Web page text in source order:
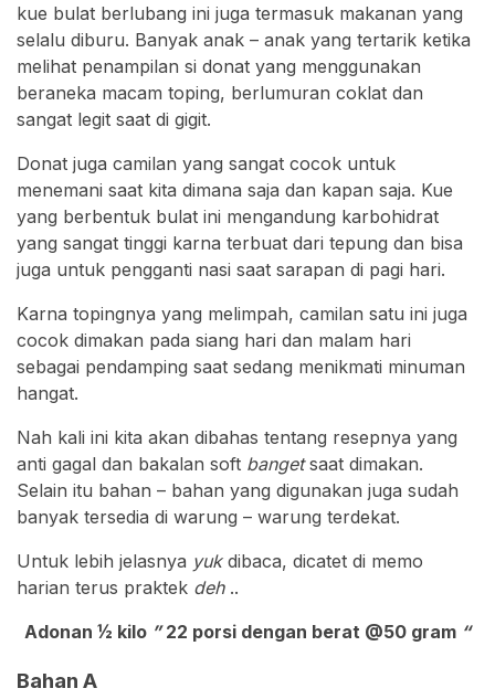
kue bulat berlubang ini juga termasuk makanan yang
selalu diburu. Banyak anak – anak yang tertarik ketika
melihat penampilan si donat yang menggunakan
beraneka macam toping, berlumuran coklat dan
sangat legit saat di gigit.
Donat juga camilan yang sangat cocok untuk
menemani saat kita dimana saja dan kapan saja. Kue
yang berbentuk bulat ini mengandung karbohidrat
yang sangat tinggi karna terbuat dari tepung dan bisa
juga untuk pengganti nasi saat sarapan di pagi hari.
Karna topingnya yang melimpah, camilan satu ini juga
cocok dimakan pada siang hari dan malam hari
sebagai pendamping saat sedang menikmati minuman
hangat.
Nah kali ini kita akan dibahas tentang resepnya yang
anti gagal dan bakalan soft bangetsaat dimakan.
Selain itu bahan – bahan yang digunakan juga sudah
banyak tersedia di warung – warung terdekat.
Untuk lebih jelasnya yukdibaca, dicatet di memo
harian terus praktek deh ..
Adonan ½ kilo ”22 porsi dengan berat @50 gram “
Bahan A